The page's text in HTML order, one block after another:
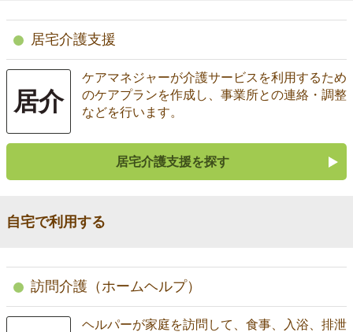
居宅介護支援
居介
ケアマネジャーが介護サービスを利用するため
のケアプランを作成し、事業所との連絡・調整
などを行います。
居宅介護支援を探す
自宅で利用する
訪問介護（ホームヘルプ）
ヘルパーが家庭を訪問して、食事、入浴、排泄